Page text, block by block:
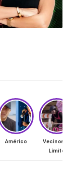
Américo
Vecinos al
Límite